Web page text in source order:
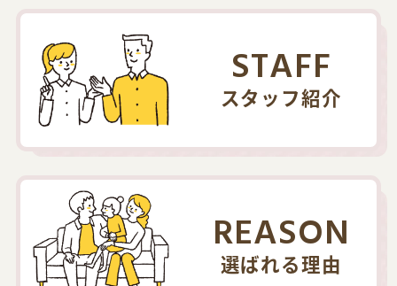
STAFF
スタッフ紹介
REASON
選ばれる理由